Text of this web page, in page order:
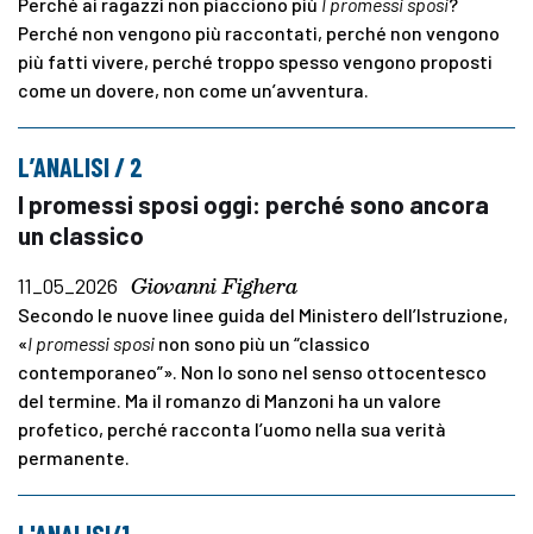
Perché non vengono più raccontati, perché non vengono
più fatti vivere, perché troppo spesso vengono proposti
come un dovere, non come un’avventura.
L’ANALISI / 2
I promessi sposi oggi: perché sono ancora
un classico
11_05_2026 Giovanni Fighera
Secondo le nuove linee guida del Ministero dell’Istruzione,
«I promessi sposi non sono più un “classico
contemporaneo”». Non lo sono nel senso ottocentesco
del termine. Ma il romanzo di Manzoni ha un valore
profetico, perché racconta l’uomo nella sua verità
permanente.